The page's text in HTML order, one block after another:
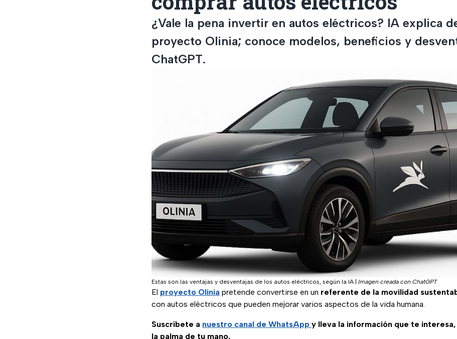
¿Vale la pena invertir en autos eléctricos? IA explica
proyecto Olinia; conoce modelos, beneficios y
ChatGPT.
Estas son las ventajas y desventajas de los autos eléctricos, según la IA Imagen creada con ChatGPT
El proyecto Olinia pretende convertirse en un referente de la movilidad
con autos eléctricos que pueden mejorar varios aspectos de la vida humana.
Suscríbete a nuestro canal de WhatsApp y lleva la información que te
la palma de tu mano.